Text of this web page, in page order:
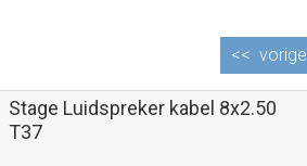
<< vorige
Stage Luidspreker kabel 8x2.50
T37